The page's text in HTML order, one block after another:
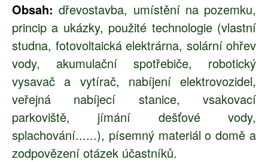
Obsah: dřevostavba, umístění na pozemku,
princip a ukázky, použité technologie (vlastní
studna, fotovoltaická elektrárna, solární ohřev
vody, akumulační spotřebiče, robotický
vysavač a vytírač, nabíjení elektrovozidel,
veřejná nabíjecí stanice, vsakovací
parkoviště, jímání dešťové vody,
splachování......), písemný materiál o domě a
zodpovězení otázek účastníků.